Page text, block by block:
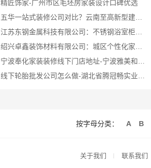
精匠饰家-广州市区毛坯房家装设计口碑优选
按字母分类： A B
关于我们 联系我们